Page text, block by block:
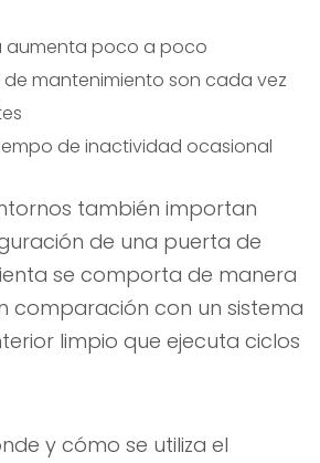
aumenta poco a poco
de mantenimiento son cada vez
de inactividad ocasional
también importan
de una puerta de
se comporta de manera
comparación con un sistema
limpio que ejecuta ciclos
y cómo se utiliza el